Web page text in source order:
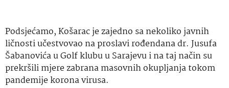
Podsjećamo, Košarac je zajedno sa nekoliko javnih
ličnosti učestvovao na proslavi rođendana dr. Jusufa
Šabanovića u Golf klubu u Sarajevu i na taj način su
prekršili mjere zabrana masovnih okupljanja tokom
pandemije korona virusa.